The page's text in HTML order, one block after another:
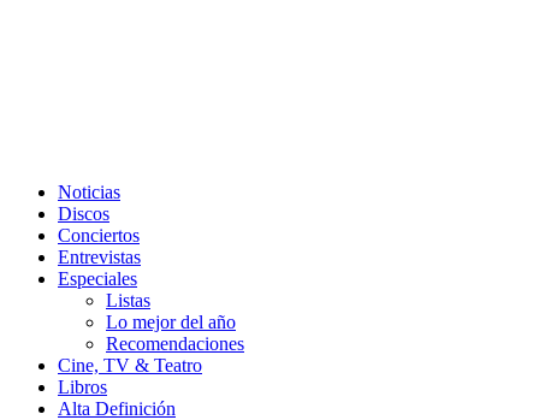
Noticias
Discos
Conciertos
Entrevistas
Especiales
Listas
Lo mejor del año
Recomendaciones
Cine, TV & Teatro
Libros
Alta Definición